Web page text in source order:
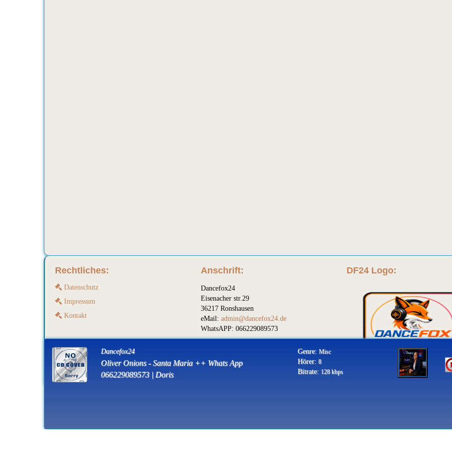
Rechtliches:
Datenschutz
Impressum
Kontakt
Anschrift:
Dancefox24
Eisenacher str.29
36217 Ronshausen
eMail: admin@dancefox24.de
WhatsAPP: 066229089573
DF24 Logo:
Dancefox24
Oliver Onions - Santa Maria ++ Whats App
066229089573 | Doris
Genre: Misc
Hörer: 8
Bitrate: 128 kbps